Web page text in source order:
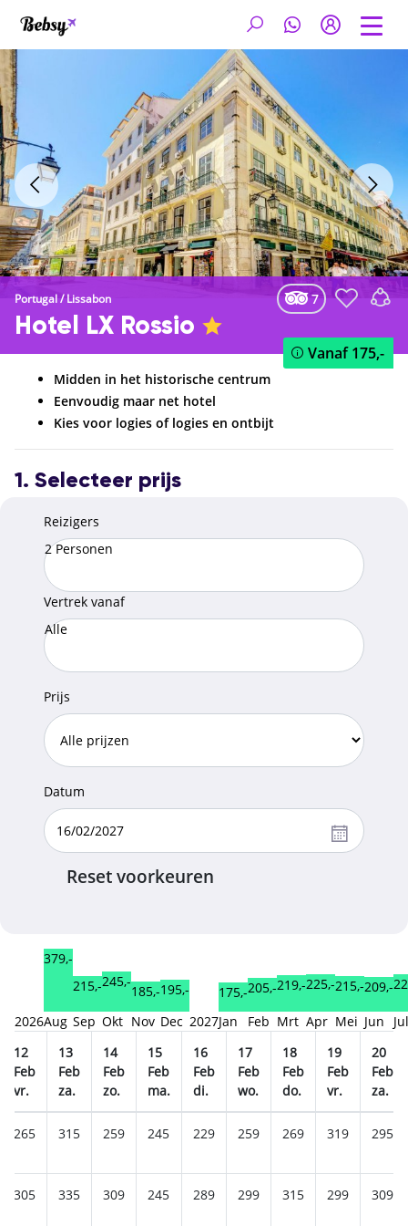
Portugal/Lissabon 7
Hotel LX Rossio
Vanaf175,-
Midden in het historische centrum
Eenvoudig maar net hotel
Kies voor logies of logies en ontbijt
1. Selecteer prijs
Reizigers
2 Personen
Vertrek vanaf
Alle
Prijs
Datum
Reset voorkeuren
2026
379,-
Aug
215,-
Sep
245,-
Okt
185,-
Nov
195,-
Dec 2027
175,-
Jan
205,-
Feb
219,-
Mrt
225,-
Apr
215,-
Mei
209,-
Jun
Jul
12
Feb
vr.
13
Feb
za.
14
Feb
zo.
15
Feb
ma.
16
Feb
di.
17
Feb
wo.
18
Feb
do.
19
Feb
vr.
20
Feb
za.
265 315 259 245 229 259 269 319 295
305 335 309 245 289 299 315 299 309